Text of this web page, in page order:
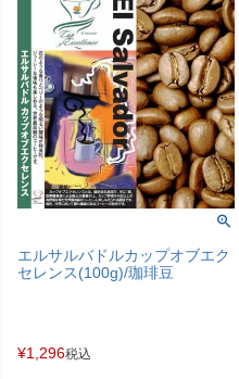
エルサルバドルカップオブエク
セレンス(100g)/珈琲豆
¥1,296税込